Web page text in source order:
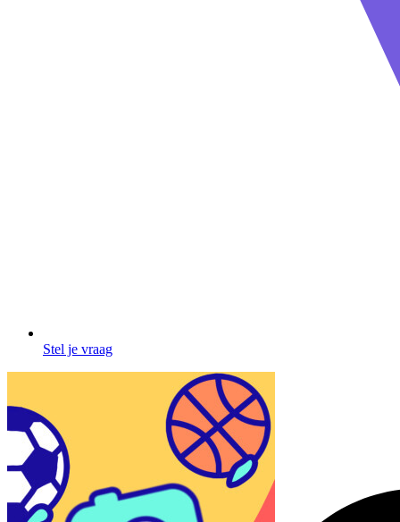
Stel je vraag